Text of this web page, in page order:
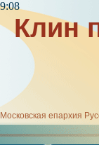
Клин
Московская епархия